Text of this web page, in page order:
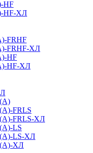
HF
HF-ХЛ
FRHF
FRHF-ХЛ
HF
HF-ХЛ
FRLS
FRLS-ХЛ
LS
LS-ХЛ
ХЛ